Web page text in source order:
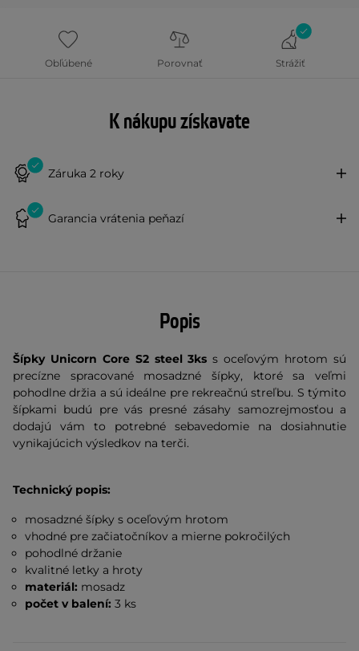
Obľúbené Porovnať Strážiť
K nákupu získavate
Záruka 2 roky
Garancia vrátenia peňazí
Popis
Šípky Unicorn Core S2 steel 3ks s oceľovým hrotom sú
precízne spracované mosadzné šípky, ktoré sa veľmi
pohodlne držia a sú ideálne pre rekreačnú streľbu. S týmito
šípkami budú pre vás presné zásahy samozrejmosťou a
dodajú vám to potrebné sebavedomie na dosiahnutie
vynikajúcich výsledkov na terči.
Technický popis:
mosadzné šípky s oceľovým hrotom
vhodné pre začiatočníkov a mierne pokročilých
pohodlné držanie
kvalitné letky a hroty
materiál: mosadz
počet v balení: 3 ks